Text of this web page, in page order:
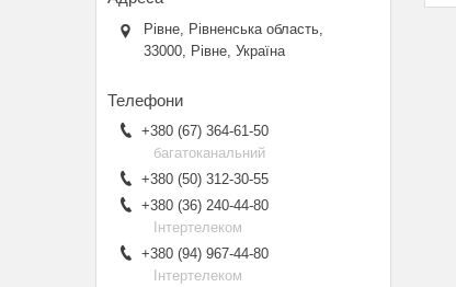
Рівне, Рівненська область,
33000, Рівне, Україна
+380 (67) 364-61-50
багатоканальний
+380 (50) 312-30-55
+380 (36) 240-44-80
Інтертелеком
+380 (94) 967-44-80
Інтертелеком